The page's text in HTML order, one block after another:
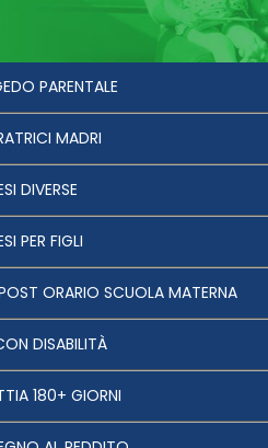
PARENTALE
MADRI
DIVERSE
PER FIGLI
ORARIO SCUOLA MATERNA
DISABILITÀ
180+ GIORNI